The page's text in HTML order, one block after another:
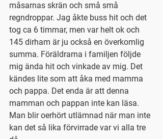
måsarnas skrän och små små
regndroppar. Jag åkte buss hit och det
tog ca 6 timmar, men var helt ok och
145 dirham är ju också en överkomlig
summa. Föräldrarna i familjen följde
mig ända hit och vinkade av mig. Det
kändes lite som att åka med mamma
och pappa. Det enda är att denna
mamman och pappan inte kan läsa.
Man blir oerhört utlämnad när man inte
kan det så lika förvirrade var vi alla tre